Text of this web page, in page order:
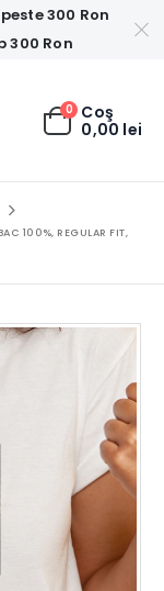
300 Ron
300 Ron
0 Coş
0,00 lei
100%, REGULAR FIT,